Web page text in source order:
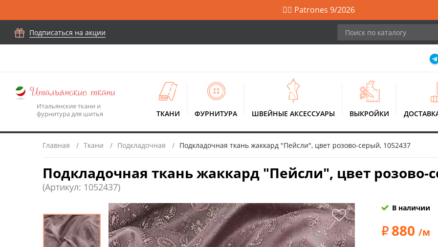
🙋‍♀️ Patrones 9/2026
Подписаться на акции
Итальянские ткани и
фурнитура для шитья
ТКАНИ ФУРНИТУРА ШВЕЙНЫЕ АКСЕССУАРЫ ВЫКРОЙКИ
Главная Ткани Подкладочная Подкладочная ткань жаккард "Пейсли", цвет розово-серый, 1052437
Подкладочная ткань жаккард "Пейсли", цвет розово-
(Артикул: 1052437)
В наличии
880 /м